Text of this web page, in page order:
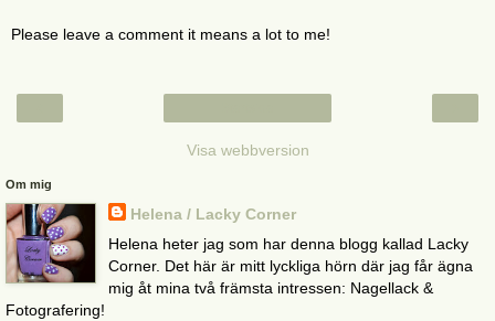
Please leave a comment it means a lot to me!
Visa webbversion
Om mig
Helena / Lacky Corner
Helena heter jag som har denna blogg kallad Lacky
Corner. Det här är mitt lyckliga hörn där jag får ägna
mig åt mina två främsta intressen: Nagellack &
Fotografering!